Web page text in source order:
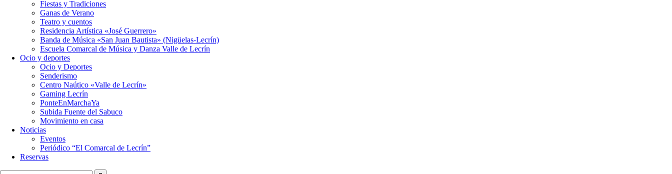
Fiestas y Tradiciones
Ganas de Verano
Teatro y cuentos
Residencia Artística «José Guerrero»
Banda de Música «San Juan Bautista» (Nigüelas-Lecrín)
Escuela Comarcal de Música y Danza Valle de Lecrín
Ocio y deportes
Ocio y Deportes
Senderismo
Centro Naútico «Valle de Lecrín»
Gaming Lecrín
PonteEnMarchaYa
Subida Fuente del Sabuco
Movimiento en casa
Noticias
Eventos
Periódico “El Comarcal de Lecrín”
Reservas